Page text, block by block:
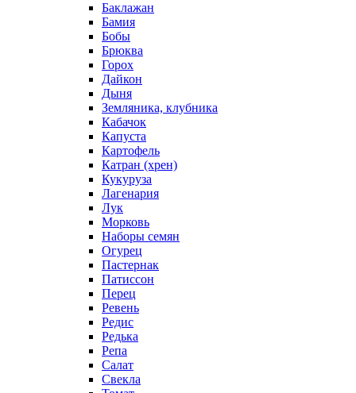
Баклажан
Бамия
Бобы
Брюква
Горох
Дайкон
Дыня
Земляника, клубника
Кабачок
Капуста
Картофель
Катран (хрен)
Кукуруза
Лагенария
Лук
Морковь
Наборы семян
Огурец
Пастернак
Патиссон
Перец
Ревень
Редис
Редька
Репа
Салат
Свекла